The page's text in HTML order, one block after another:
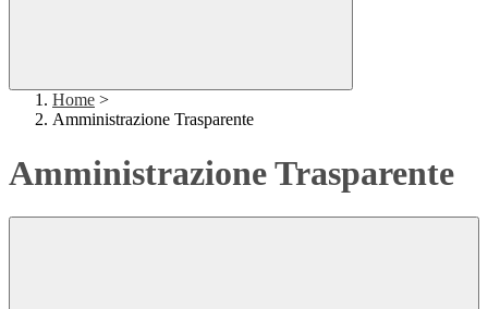
Home >
Amministrazione Trasparente
Amministrazione Trasparente